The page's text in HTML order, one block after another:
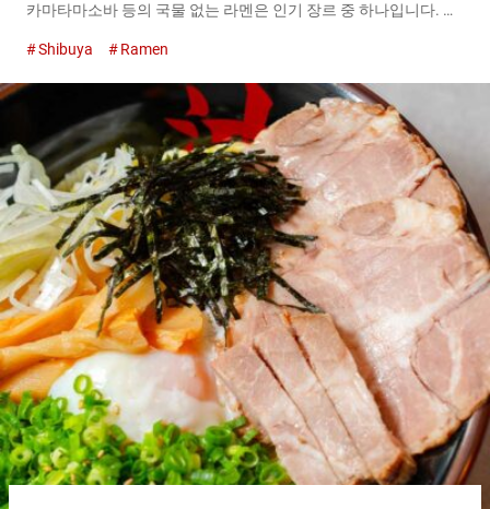
카마타마소바 등의 국물 없는 라멘은 인기 장르 중 하나입니다. 이
맛볼 수 있는 전문점이 『시부야 마제소바 초프스（Shibuya
바의 차이에 대해 명확한 정의는 없습니다. 그리고 소바라고 명명
되어 있지만, 각각의 면은 일본 음식에서 사용되는 일반적인 소바
와는 다르며, 라멘과 동일합니다. 참고로 『시부야 마제소바 초프
스（Shibuya Mazesoba Chops）』에서는, 두 종류의 신경을 쓰인
면을 사용하여 라멘과 마제소바・아부라소바・카마타마소바로
나누고 있습니다. 아부라소바는, 기름과 주로 간장 베이스의 소스
를 면과 섞어 먹는 심플하고 클래식한 요리입니다. 기름이라는 이
름이 붙어 있지만, 과도하게 기름지다는 의미는 아닙니다. 마제소
바는, 아부라소바에서 파생된 메뉴입니다. 소스와 재료와 면을 섞
어 먹는 방법은 아부라소바와 같지만, 양념이나 토핑에 자유도가
높아 현대적인 창작 면이라고 할 수 있습니다. 또한, 카마타마소바
는, 카마타마 우동의 라멘...
Shibuya Ramen